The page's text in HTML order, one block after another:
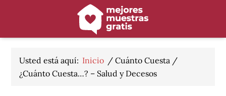
navegación
principal
de
Usted está aquí: Inicio / Cuánto Cuesta /
¿Cuánto Cuesta…? – Salud y Decesos